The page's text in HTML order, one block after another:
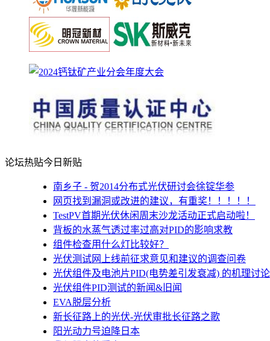
论坛热贴今日新贴
南乡子 - 贺2014分布式光伏研讨会徐锭华参
网页找到漏洞或改进的建议，有重奖！！！！！
TestPV首期光伏休闲周末沙龙活动正式启动啦！
背板的水蒸气透过率过高对PID的影响求教
组件检查用什么灯比较好？
光伏测试网上线前征求意见和建议的调查问卷
光伏组件及电池片PID(电势差引发衰减) 的机理讨论
光伏组件PID测试的新闻&旧闻
EVA脱层分析
新长征路上的光伏-光伏审批长征路之歌
阳光动力号迫降日本